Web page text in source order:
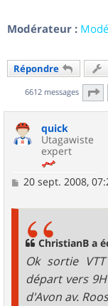
Modérateur :
Répondre
6612 messages
quick
Utagawiste
expert
M
20 sept. 2008,
ChristianB a
Ok sortie
départ vers
d'Avon av.